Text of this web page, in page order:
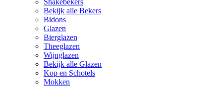
Shakebekers
Bekijk alle Bekers
Bidons
Glazen
Bierglazen
Theeglazen
Wijnglazen
Bekijk alle Glazen
Kop en Schotels
Mokken